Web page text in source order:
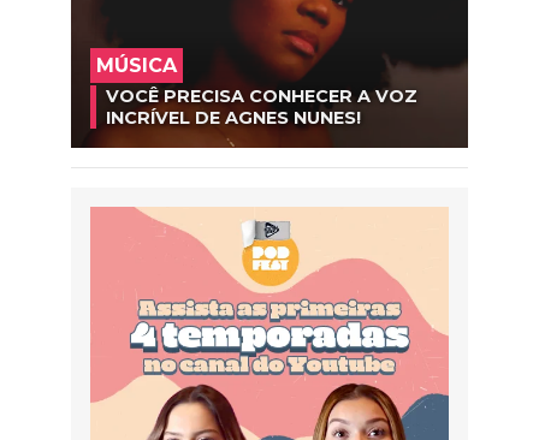
MÚSICA
VOCÊ PRECISA CONHECER A VOZ
INCRÍVEL DE AGNES NUNES!